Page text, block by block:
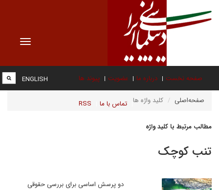
Toggle
صفحه نخست درباره ما عضویت پیوند ها
تماس با ما RSS
ENGLISH
صفحه‌اصلی کلید واژه ها
مطالب مرتبط با کلید واژه
تنب کوچک
دو پرسش اساسی برای بررسی حقوقی